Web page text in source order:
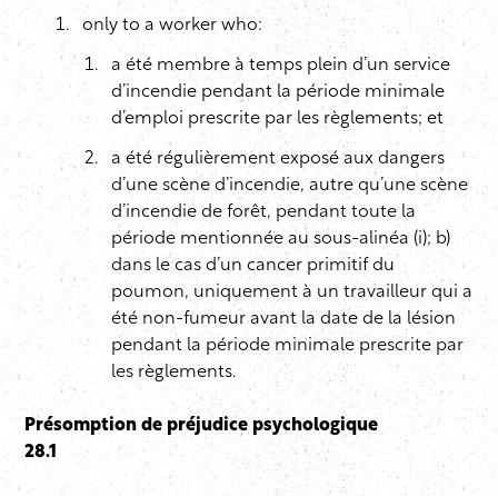
only to a worker who:
a été membre à temps plein d’un service
d’incendie pendant la période minimale
d’emploi prescrite par les règlements; et
a été régulièrement exposé aux dangers
d’une scène d’incendie, autre qu’une scène
d’incendie de forêt, pendant toute la
période mentionnée au sous-alinéa (i); b)
dans le cas d’un cancer primitif du
poumon, uniquement à un travailleur qui a
été non-fumeur avant la date de la lésion
pendant la période minimale prescrite par
les règlements.
Présomption de préjudice psychologique
28.1